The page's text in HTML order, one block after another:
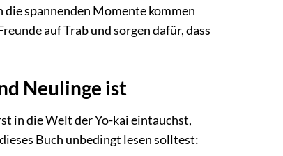
die spannenden Momente kommen
auf Trab und sorgen dafür, dass
Neulinge ist
in die Welt der Yo-kai eintauchst,
Buch unbedingt lesen solltest: